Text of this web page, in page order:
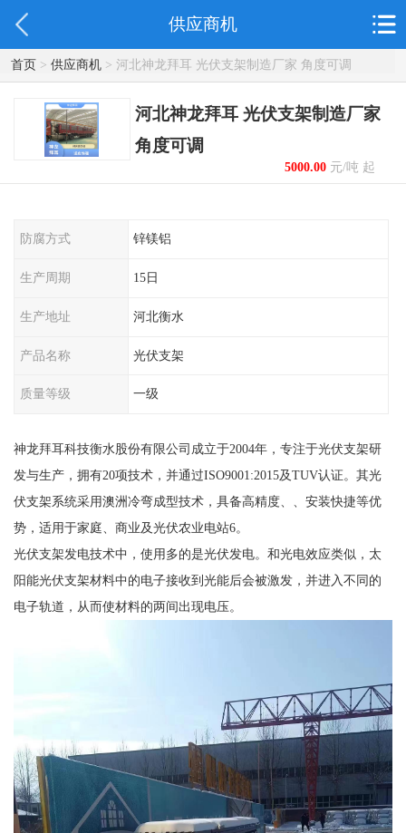
供应商机
首页> 供应商机> 河北神龙拜耳 光伏支架制造厂家 角度可调
河北神龙拜耳 光伏支架制造厂家
角度可调
5000.00元/吨 起
防腐方式 锌镁铝
生产周期 15日
生产地址 河北衡水
产品名称 光伏支架
质量等级 一级
神龙拜耳科技衡水股份有限公司成立于2004年，专注于光伏支架研
发与生产，拥有20项技术，并通过ISO9001:2015及TUV认证。其光
伏支架系统采用澳洲冷弯成型技术，具备高精度、、安装快捷等优
势，适用于家庭、商业及光伏农业电站6。
光伏支架发电技术中，使用多的是光伏发电。和光电效应类似，太
阳能光伏支架材料中的电子接收到光能后会被激发，并进入不同的
电子轨道，从而使材料的两间出现电压。